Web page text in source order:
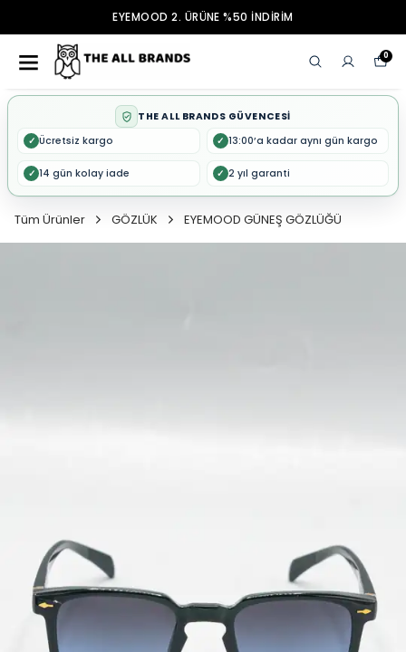
EYEMOOD 2. ÜRÜNE %50 İNDİRİM
0
THE ALL BRANDS GÜVENCESİ
✓ Ücretsiz kargo ✓ 13:00’a kadar aynı gün kargo
✓ 14 gün kolay iade ✓ 2 yıl garanti
Tüm Ürünler GÖZLÜK EYEMOOD GÜNEŞ GÖZLÜĞÜ